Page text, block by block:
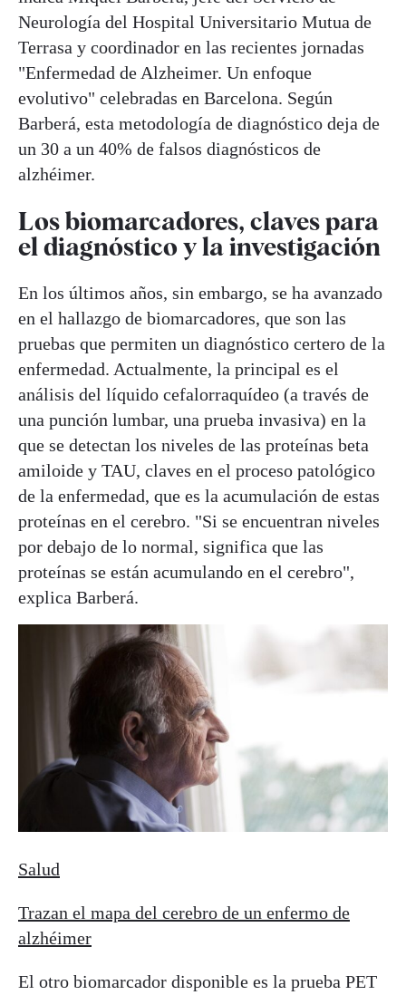
Neurología del Hospital Universitario Mutua de
Terrasa y coordinador en las recientes jornadas
"Enfermedad de Alzheimer. Un enfoque
evolutivo" celebradas en Barcelona. Según
Barberá, esta metodología de diagnóstico deja de
un 30 a un 40% de falsos diagnósticos de
alzhéimer.
Los biomarcadores, claves para
el diagnóstico y la investigación
En los últimos años, sin embargo, se ha avanzado
en el hallazgo de biomarcadores, que son las
pruebas que permiten un diagnóstico certero de la
enfermedad. Actualmente, la principal es el
análisis del líquido cefalorraquídeo (a través de
una punción lumbar, una prueba invasiva) en la
que se detectan los niveles de las proteínas beta
amiloide y TAU, claves en el proceso patológico
de la enfermedad, que es la acumulación de estas
proteínas en el cerebro. "Si se encuentran niveles
por debajo de lo normal, significa que las
proteínas se están acumulando en el cerebro",
explica Barberá.
Salud
Trazan el mapa del cerebro de un enfermo de
alzhéimer
El otro biomarcador disponible es la prueba PET